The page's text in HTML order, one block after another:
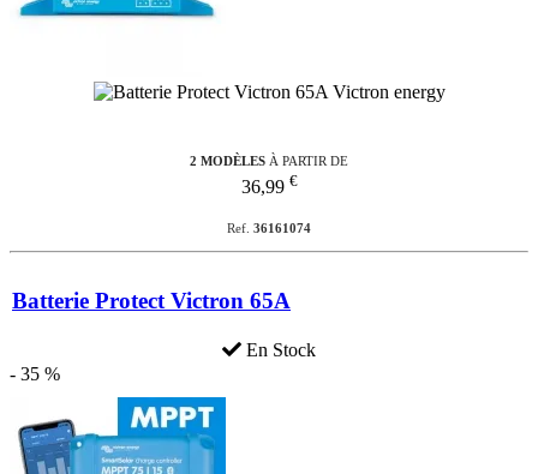
2 MODÈLES À PARTIR DE
36,99 €
Ref. 36161074
Batterie Protect Victron 65A
En Stock
- 35 %